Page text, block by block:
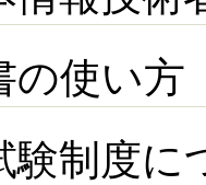
の使い方
験制度に